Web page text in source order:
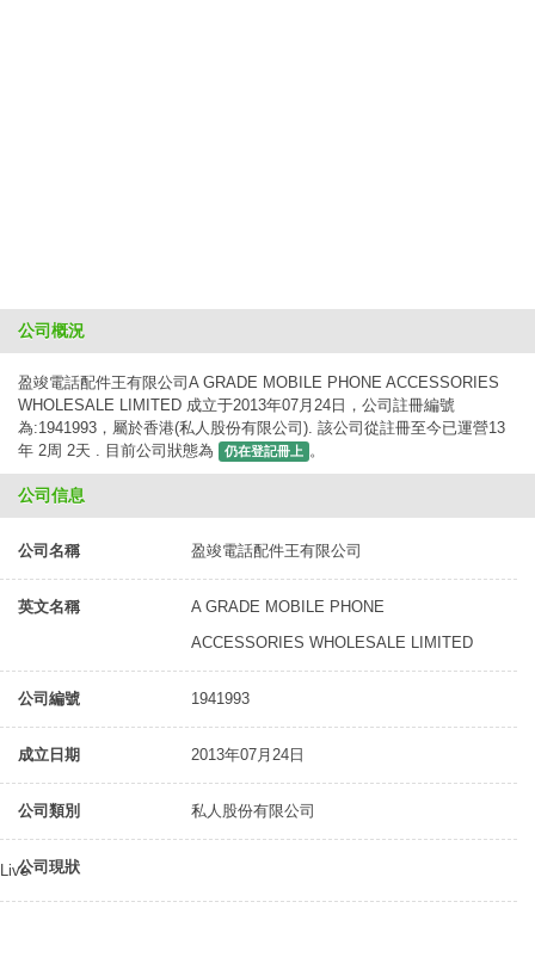
公司概況
盈竣電話配件王有限公司A GRADE MOBILE PHONE ACCESSORIES
WHOLESALE LIMITED 成立于2013年07月24日，公司註冊編號
為:1941993，屬於香港(私人股份有限公司). 該公司從註冊至今已運營13
年 2周 2天 . 目前公司狀態為
仍在登記冊上 。
公司信息
公司名稱 盈竣電話配件王有限公司
英文名稱
A GRADE MOBILE PHONE
ACCESSORIES WHOLESALE LIMITED
公司編號 1941993
成立日期 2013年07月24日
公司類別 私人股份有限公司
公司現狀
Live